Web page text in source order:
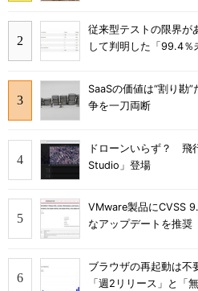
従来型テストの限界
して判明した「99.4％
SaaSの価値は“割り勘
争を一刀両断
ドローンいらず？ 飛
Studio」登場
VMware製品にCVSS
なアップデートを推奨
ブラウザの再起動は
「週2リリース」と「